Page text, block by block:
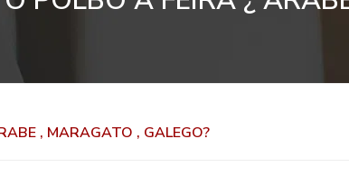
, MARAGATO , GALEGO?